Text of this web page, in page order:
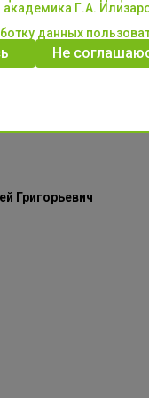
обязанности:
работает с марта
Григорьевич
Г.А.
данных
Не